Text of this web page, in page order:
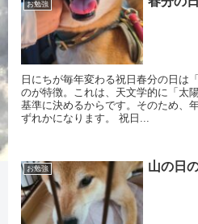
お勉強
日にちが毎年変わる祝日春分の日は
のが特徴。これは、天文学的に「太
基準に決めるからです。そのため、
ずれかになります。 祝日...
お勉強 山の日